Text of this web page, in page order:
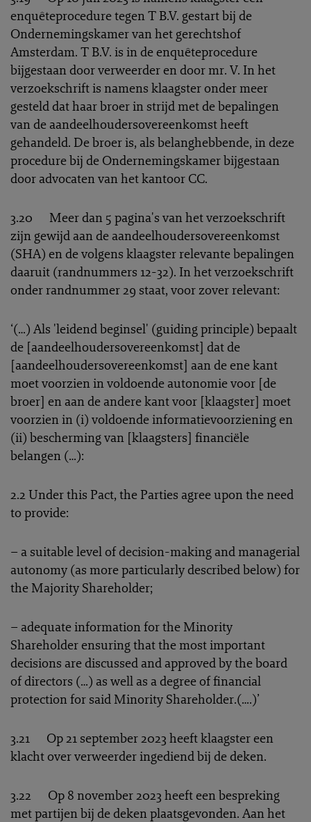
enquêteprocedure tegen T B.V. gestart bij de
Ondernemingskamer van het gerechtshof
Amsterdam. T B.V. is in de enquêteprocedure
bijgestaan door verweerder en door mr. V. In het
verzoekschrift is namens klaagster onder meer
gesteld dat haar broer in strijd met de bepalingen
van de aandeelhoudersovereenkomst heeft
gehandeld. De broer is, als belanghebbende, in deze
procedure bij de Ondernemingskamer bijgestaan
door advocaten van het kantoor CC.
3.20 Meer dan 5 pagina's van het verzoekschrift
zijn gewijd aan de aandeelhoudersovereenkomst
(SHA) en de volgens klaagster relevante bepalingen
daaruit (randnummers 12-32). In het verzoekschrift
onder randnummer 29 staat, voor zover relevant:
‘(…) Als 'leidend beginsel' (guiding principle) bepaalt
de [aandeelhoudersovereenkomst] dat de
[aandeelhoudersovereenkomst] aan de ene kant
moet voorzien in voldoende autonomie voor [de
broer] en aan de andere kant voor [klaagster] moet
voorzien in (i) voldoende informatievoorziening en
(ii) bescherming van [klaagsters] financiële
belangen (…):
2.2 Under this Pact, the Parties agree upon the need
to provide:
– a suitable level of decision-making and managerial
autonomy (as more particularly described below) for
the Majority Shareholder;
– adequate information for the Minority
Shareholder ensuring that the most important
decisions are discussed and approved by the board
of directors (…) as well as a degree of financial
protection for said Minority Shareholder.(….)’
3.21 Op 21 september 2023 heeft klaagster een
klacht over verweerder ingediend bij de deken.
3.22 Op 8 november 2023 heeft een bespreking
met partijen bij de deken plaatsgevonden. Aan het